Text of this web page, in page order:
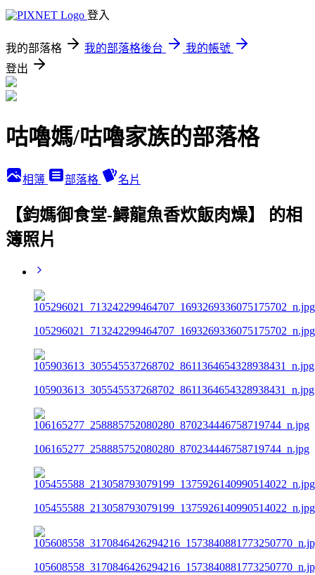
登入
我的部落格 我的部落格後台
我的帳號
登出
咕嚕媽/咕嚕家族的部落格
相簿 部落格 名片
【鈞媽御食堂-鱘龍魚香炊飯肉燥】 的相
簿照片
105296021_713242299464707_1693269336075175702_n.jpg
105903613_305545537268702_8611364654328938431_n.jpg
106165277_258885752080280_870234446758719744_n.jpg
105455588_213058793079199_1375926140990514022_n.jpg